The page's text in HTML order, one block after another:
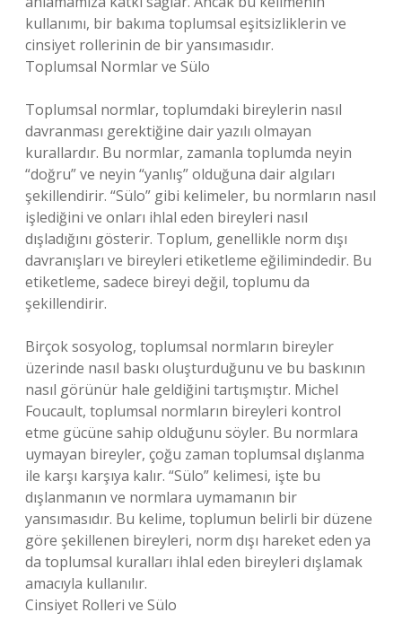
kullanımı, bir bakıma toplumsal eşitsizliklerin ve
cinsiyet rollerinin de bir yansımasıdır.
Toplumsal Normlar ve Sülo
Toplumsal normlar, toplumdaki bireylerin nasıl
davranması gerektiğine dair yazılı olmayan
kurallardır. Bu normlar, zamanla toplumda neyin
“doğru” ve neyin “yanlış” olduğuna dair algıları
şekillendirir. “Sülo” gibi kelimeler, bu normların nasıl
işlediğini ve onları ihlal eden bireyleri nasıl
dışladığını gösterir. Toplum, genellikle norm dışı
davranışları ve bireyleri etiketleme eğilimindedir. Bu
etiketleme, sadece bireyi değil, toplumu da
şekillendirir.
Birçok sosyolog, toplumsal normların bireyler
üzerinde nasıl baskı oluşturduğunu ve bu baskının
nasıl görünür hale geldiğini tartışmıştır. Michel
Foucault, toplumsal normların bireyleri kontrol
etme gücüne sahip olduğunu söyler. Bu normlara
uymayan bireyler, çoğu zaman toplumsal dışlanma
ile karşı karşıya kalır. “Sülo” kelimesi, işte bu
dışlanmanın ve normlara uymamanın bir
yansımasıdır. Bu kelime, toplumun belirli bir düzene
göre şekillenen bireyleri, norm dışı hareket eden ya
da toplumsal kuralları ihlal eden bireyleri dışlamak
amacıyla kullanılır.
Cinsiyet Rolleri ve Sülo